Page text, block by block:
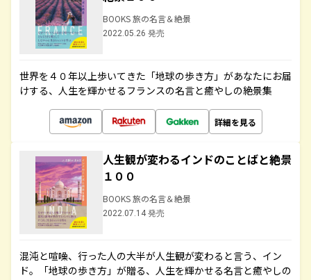
BOOKS 旅の名言＆絶景
2022.05.26 発売
世界を４０年以上歩いてきた「地球の歩き方」があなたにお届
けする、人生を輝かせるフランスの名言と癒やしの絶景集
詳細を見る
人生観が変わるインドのことばと絶景
１００
BOOKS 旅の名言＆絶景
2022.07.14 発売
混沌と喧噪、行った人の大半が人生観が変わると言う、イン
ド。「地球の歩き方」が贈る、人生を輝かせる名言と癒やしの